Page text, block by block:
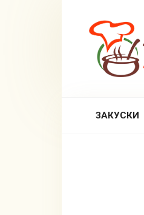
ЗАКУСКИ